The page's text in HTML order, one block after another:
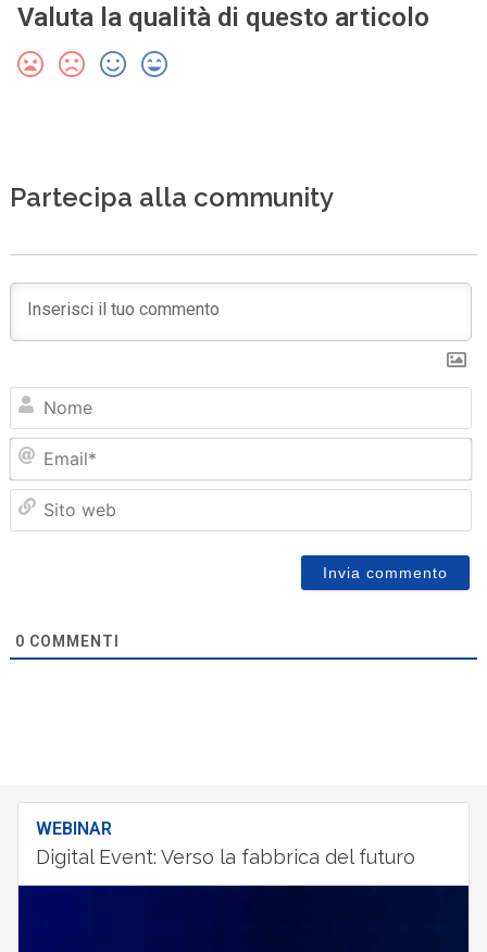
Valuta la qualità di questo articolo
Partecipa alla community
0 COMMENTI
WEBINAR
Digital Event: Verso la fabbrica del futuro